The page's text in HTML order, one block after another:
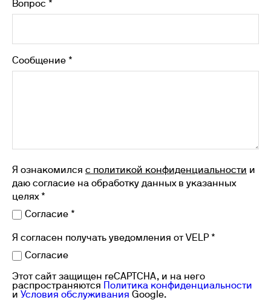
Вопрос *
Сообщение *
Я ознакомился с политикой конфиденциальности и
даю согласие на обработку данных в указанных
целях *
Согласие *
Я согласен получать уведомления от VELP *
Согласие
Этот сайт защищен reCAPTCHA, и на него
распространяются
Политика конфиденциальности
и Условия обслуживания Google.